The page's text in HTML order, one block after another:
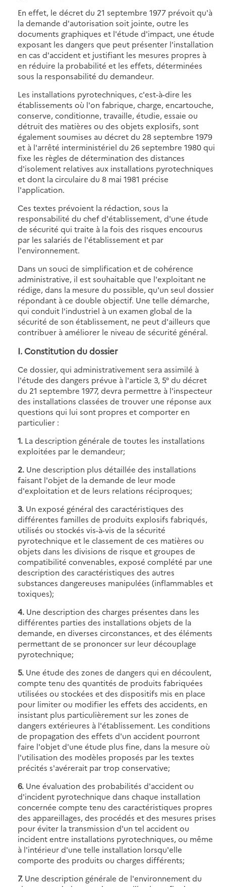
En effet, le décret du 21 septembre 1977 prévoit qu'à
la demande d'autorisation soit jointe, outre les
documents graphiques et l'étude d'impact, une étude
exposant les dangers que peut présenter l'installation
en cas d'accident et justifiant les mesures propres à
en réduire la probabilité et les effets, déterminées
sous la responsabilité du demandeur.
Les installations pyrotechniques, c'est-à-dire les
établissements où l'on fabrique, charge, encartouche,
conserve, conditionne, travaille, étudie, essaie ou
détruit des matières ou des objets explosifs, sont
également soumises au décret du 28 septembre 1979
et à l'arrêté interministériel du 26 septembre 1980 qui
fixe les règles de détermination des distances
d'isolement relatives aux installations pyrotechniques
et dont la circulaire du 8 mai 1981 précise
l'application.
Ces textes prévoient la rédaction, sous la
responsabilité du chef d'établissement, d'une étude
de sécurité qui traite à la fois des risques encourus
par les salariés de l'établissement et par
l'environnement.
Dans un souci de simplification et de cohérence
administrative, il est souhaitable que l'exploitant ne
rédige, dans la mesure du possible, qu'un seul dossier
répondant à ce double objectif. Une telle démarche,
qui conduit l'industriel à un examen global de la
sécurité de son établissement, ne peut d'ailleurs que
contribuer à améliorer le niveau de sécurité général.
I. Constitution du dossier
Ce dossier, qui administrativement sera assimilé à
l'étude des dangers prévue à l'article 3, 5° du décret
du 21 septembre 1977, devra permettre à l'inspecteur
des installations classées de trouver une réponse aux
questions qui lui sont propres et comporter en
particulier :
1. La description générale de toutes les installations
exploitées par le demandeur;
2. Une description plus détaillée des installations
faisant l'objet de la demande de leur mode
d'exploitation et de leurs relations réciproques;
3. Un exposé général des caractéristiques des
différentes familles de produits explosifs fabriqués,
utilisés ou stockés vis-à-vis de la sécurité
pyrotechnique et le classement de ces matières ou
objets dans les divisions de risque et groupes de
compatibilité convenables, exposé complété par une
description des caractéristiques des autres
substances dangereuses manipulées (inflammables et
toxiques);
4. Une description des charges présentes dans les
différentes parties des installations objets de la
demande, en diverses circonstances, et des éléments
permettant de se prononcer sur leur découplage
pyrotechnique;
5. Une étude des zones de dangers qui en découlent,
compte tenu des quantités de produits fabriquées
utilisées ou stockées et des dispositifs mis en place
pour limiter ou modifier les effets des accidents, en
insistant plus particulièrement sur les zones de
dangers extérieures à l'établissement. Les conditions
de propagation des effets d'un accident pourront
faire l'objet d'une étude plus fine, dans la mesure où
l'utilisation des modèles proposés par les textes
précités s'avérerait par trop conservative;
6. Une évaluation des probabilités d'accident ou
d'incident pyrotechnique dans chaque installation
concernée compte tenu des caractéristiques propres
des appareillages, des procédés et des mesures prises
pour éviter la transmission d'un tel accident ou
incident entre installations pyrotechniques, ou même
à l'intérieur d'une telle installation lorsqu'elle
comporte des produits ou charges différents;
7. Une description générale de l'environnement du